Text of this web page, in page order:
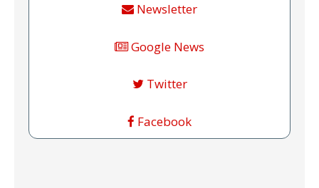
Newsletter
Google News
Twitter
Facebook